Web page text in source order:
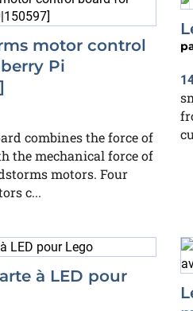
motor control
Pi
combines the force of
the mechanical force of
motors. Four
c...
à LED pour